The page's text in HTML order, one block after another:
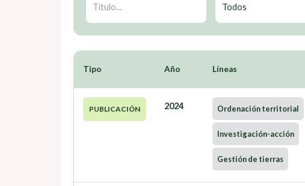
Tipo Año Líneas
PUBLICACIÓN 2024 Ordenación territorial
Investigación-acción
Gestión de tierras